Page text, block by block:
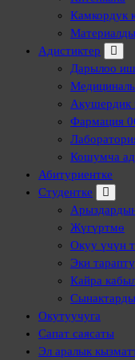
Камкордук
Адистиктер
Дарылоо
Акушердик
Фармация
Кошумча
Абитуриентке
Студентке
Жүгүртмө
Окуу үчүн
Эки
Кайра
Окутуучуга
Сапат саясаты
Эл аралык